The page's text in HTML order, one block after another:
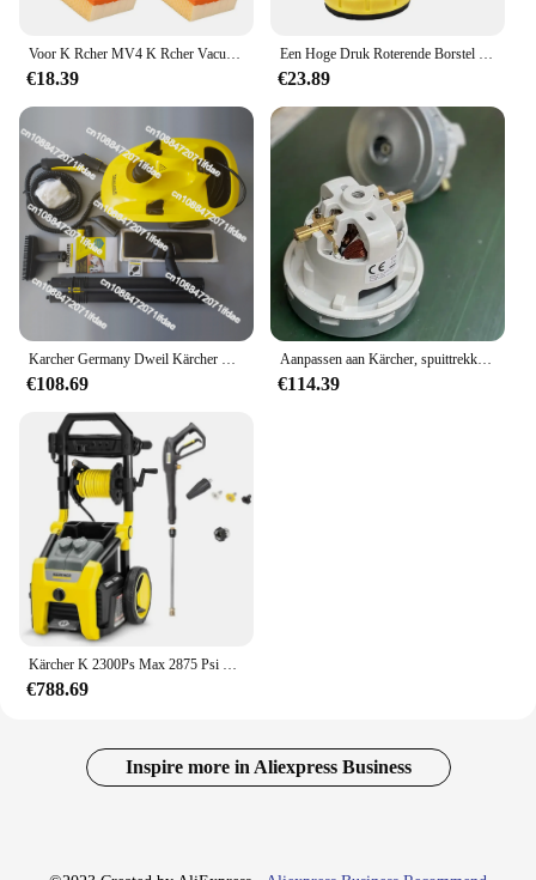
Voor K Rcher MV4 K Rcher Vacuümfilter Effectieve stofverwijderingsoplossing Reinigingsaccessoires Langdurige prestaties
€18.39
Een Hoge Druk Roterende Borstel Geschikt Voor K Ä Rcher K1k2k3k4k5k7 Serie Auto Wassen En Vloerborstel Gereedschap
€23.89
Karcher Germany Dweil Kärcher Ctk10 Dweilmachine Stoomreiniger Sterilisatie Decontaminatie Machine Keuken
€108.69
Aanpassen aan Kärcher, spuittrekker puzzi8/1 motor NT45/1 motor puzzi10/1
€114.39
Kärcher K 2300Ps Max 2875 Psi Elektrische Hogedrukreiniger Met 4 Spuitmonden-Ideaal Voor Het Reinigen Van Auto 'S, Gevelbeplating, Opritten En Meer
€788.69
Inspire more in Aliexpress Business